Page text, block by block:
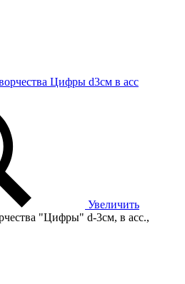
Увеличить
"Цифры" d-3см, в асс.,